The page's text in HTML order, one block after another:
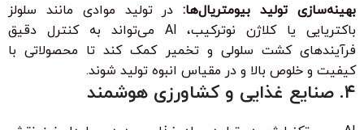
بهینه‌سازی تولید بیومتریال‌ها:در تولید موادی مانند سلولز
باکتریایی یا کلاژن نوترکیب، AI می‌تواند به کنترل دقیق
فرآیندهای کشت سلولی و تخمیر کمک کند تا محصولاتی با
کیفیت و خلوص بالا و در مقیاس انبوه تولید شوند.
۴. صنایع غذایی و کشاورزی هوشمند